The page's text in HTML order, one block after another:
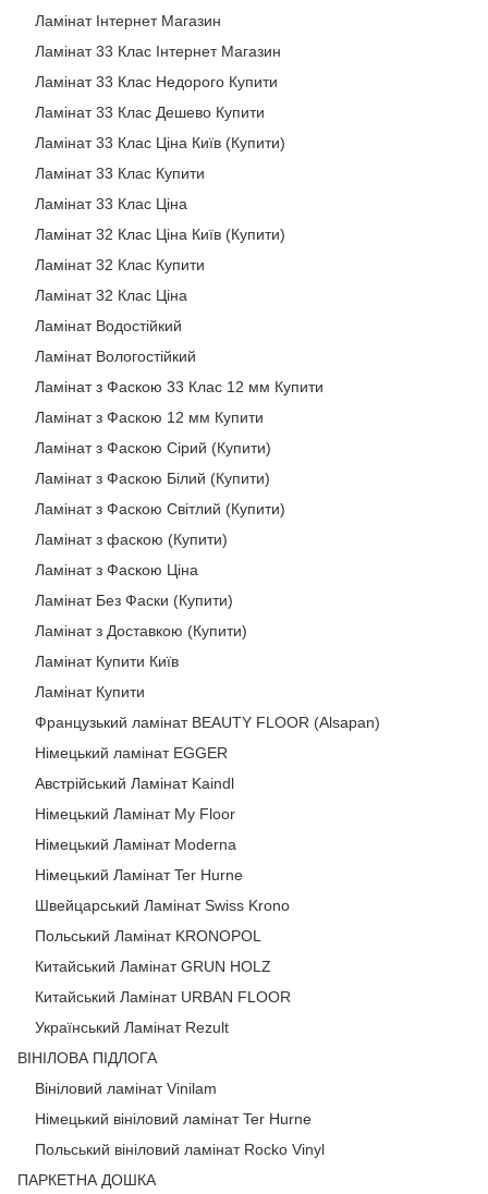
Ламінат Інтернет Магазин
Ламінат 33 Клас Інтернет Магазин
Ламінат 33 Клас Недорого Купити
Ламінат 33 Клас Дешево Купити
Ламінат 33 Клас Ціна Київ (Купити)
Ламінат 33 Клас Купити
Ламінат 33 Клас Ціна
Ламінат 32 Клас Ціна Київ (Купити)
Ламінат 32 Клас Купити
Ламінат 32 Клас Ціна
Ламінат Водостійкий
Ламінат Вологостійкий
Ламінат з Фаскою 33 Клас 12 мм Купити
Ламінат з Фаскою 12 мм Купити
Ламінат з Фаскою Сірий (Купити)
Ламінат з Фаскою Білий (Купити)
Ламінат з Фаскою Світлий (Купити)
Ламінат з фаскою (Купити)
Ламінат з Фаскою Ціна
Ламінат Без Фаски (Купити)
Ламінат з Доставкою (Купити)
Ламінат Купити Київ
Ламінат Купити
Французький ламінат BEAUTY FLOOR (Alsapan)
Німецький ламінат EGGER
Австрійський Ламінат Kaindl
Німецький Ламінат My Floor
Німецький Ламінат Moderna
Німецький Ламінат Ter Hurne
Швейцарський Ламінат Swiss Krono
Польський Ламінат KRONOPOL
Китайський Ламінат GRUN HOLZ
Китайський Ламінат URBAN FLOOR
Український Ламінат Rezult
ВІНІЛОВА ПІДЛОГА
Вініловий ламінат Vinilam
Німецький вініловий ламінат Ter Hurne
Польський вініловий ламінат Rocko Vinyl
ПАРКЕТНА ДОШКА